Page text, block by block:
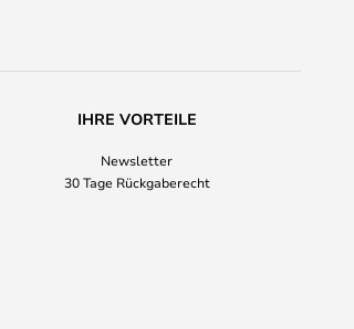
IHRE VORTEILE
Newsletter
30 Tage Rückgaberecht